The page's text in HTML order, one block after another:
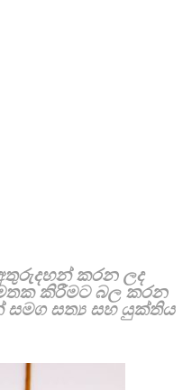
කරන ලද
කිරීමට බල කරන
සමග සත්‍ය සහ යුක්තිය